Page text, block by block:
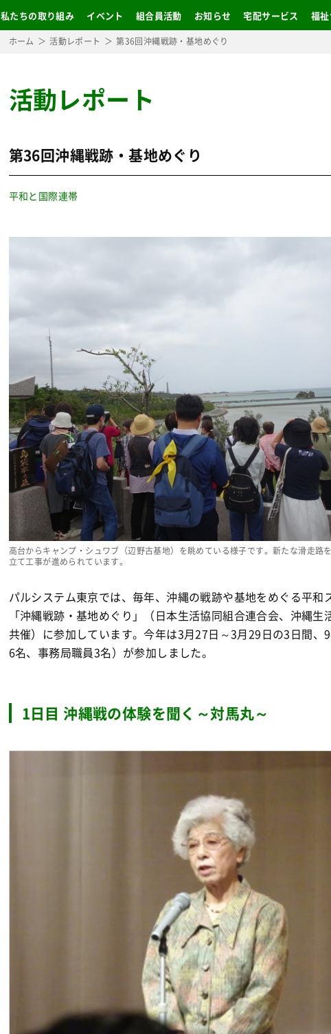
私たちの取り組み イベント 組合員活動 お知らせ 宅配サービス 福
ホーム 活動レポート 第36回沖縄戦跡・基地めぐり
活動レポート
第36回沖縄戦跡・基地めぐり
平和と国際連帯
高台からキャンプ・シュワブ（辺野古基地）を眺めている様子です。新たな滑走路
立て工事が進められています。
パルシステム東京では、毎年、沖縄の戦跡や基地をめぐる平和
「沖縄戦跡・基地めぐり」（日本生活協同組合連合会、沖縄生
共催）に参加しています。今年は3月27日～3月29日の3日間、
6名、事務局職員3名）が参加しました。
1日目 沖縄戦の体験を聞く～対馬丸～